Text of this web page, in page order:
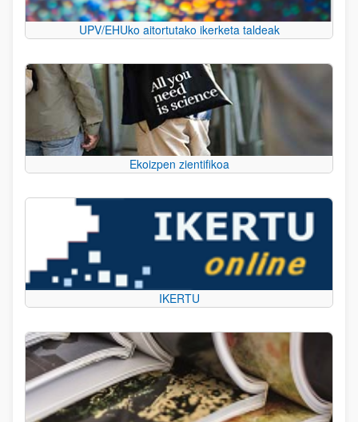
UPV/EHUko aitortutako ikerketa taldeak
Ekoizpen zientifikoa
IKERTU